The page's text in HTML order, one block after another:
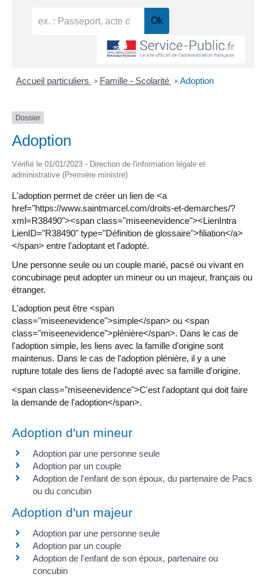
Accueil particuliers > Famille - Scolarité > Adoption
Dossier
Adoption
Vérifié le 01/01/2023 - Direction de l'information légale et
administrative (Première ministre)
L'adoption permet de créer un lien de <a
href="https://www.saintmarcel.com/droits-et-demarches/?
xml=R38490"><span class="miseenevidence"><LienIntra
LienID="R38490" type="Définition de glossaire">filiation</a>
</span> entre l'adoptant et l'adopté.
Une personne seule ou un couple marié, pacsé ou vivant en
concubinage peut adopter un mineur ou un majeur, français ou
étranger.
L'adoption peut être <span
class="miseenevidence">simple</span> ou <span
class="miseenevidence">plénière</span>. Dans le cas de
l'adoption simple, les liens avec la famille d'origine sont
maintenus. Dans le cas de l'adoption plénière, il y a une
rupture totale des liens de l'adopté avec sa famille d'origine.
<span class="miseenevidence">C'est l'adoptant qui doit faire
la demande de l'adoption</span>.
Adoption d'un mineur
Adoption par une personne seule
Adoption par un couple
Adoption de l'enfant de son époux, du partenaire de Pacs
ou du concubin
Adoption d'un majeur
Adoption par une personne seule
Adoption par un couple
Adoption de l'enfant de son époux, partenaire ou
concubin